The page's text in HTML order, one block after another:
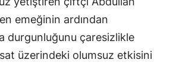
emeğinin ardından
durgunluğunu çaresizlikle
üzerindeki olumsuz etkisini